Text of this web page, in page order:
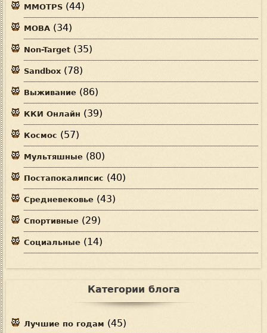
MMOTPS (44)
MOBA (34)
Non-Target (35)
Sandbox (78)
Выживание (86)
ККИ Онлайн (39)
Космос (57)
Мультяшные (80)
Постапокалипсис (40)
Средневековье (43)
Спортивные (29)
Социальные (14)
Категории блога
Лучшие по годам (45)